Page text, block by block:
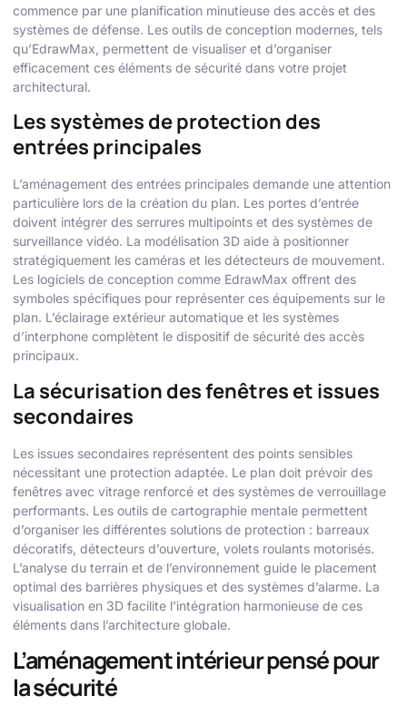
commence par une planification minutieuse des accès et des
systèmes de défense. Les outils de conception modernes, tels
qu’EdrawMax, permettent de visualiser et d’organiser
efficacement ces éléments de sécurité dans votre projet
architectural.
Les systèmes de protection des
entrées principales
L’aménagement des entrées principales demande une attention
particulière lors de la création du plan. Les portes d’entrée
doivent intégrer des serrures multipoints et des systèmes de
surveillance vidéo. La modélisation 3D aide à positionner
stratégiquement les caméras et les détecteurs de mouvement.
Les logiciels de conception comme EdrawMax offrent des
symboles spécifiques pour représenter ces équipements sur le
plan. L’éclairage extérieur automatique et les systèmes
d’interphone complètent le dispositif de sécurité des accès
principaux.
La sécurisation des fenêtres et issues
secondaires
Les issues secondaires représentent des points sensibles
nécessitant une protection adaptée. Le plan doit prévoir des
fenêtres avec vitrage renforcé et des systèmes de verrouillage
performants. Les outils de cartographie mentale permettent
d’organiser les différentes solutions de protection : barreaux
décoratifs, détecteurs d’ouverture, volets roulants motorisés.
L’analyse du terrain et de l’environnement guide le placement
optimal des barrières physiques et des systèmes d’alarme. La
visualisation en 3D facilite l’intégration harmonieuse de ces
éléments dans l’architecture globale.
L’aménagement intérieur pensé pour
la sécurité